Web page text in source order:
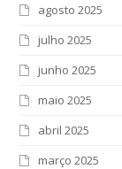
agosto 2025
julho 2025
junho 2025
maio 2025
abril 2025
março 2025